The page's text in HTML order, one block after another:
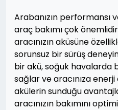
Arabanızın performansı
araç bakımı çok
aracınızın aküsüne
sorunsuz bir sürüş
bir akü, soğuk havalarda
sağlar ve aracınıza
akülerin sunduğu
aracınızın bakımını